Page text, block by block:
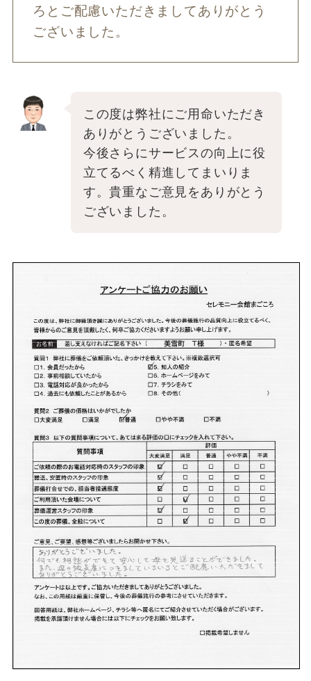
ろとご配慮いただきましてありがとう
ございました。
この度は弊社にご用命いただき
ありがとうございました。
今後さらにサービスの向上に役
立てるべく精進してまいりま
す。貴重なご意見をありがとう
ございました。